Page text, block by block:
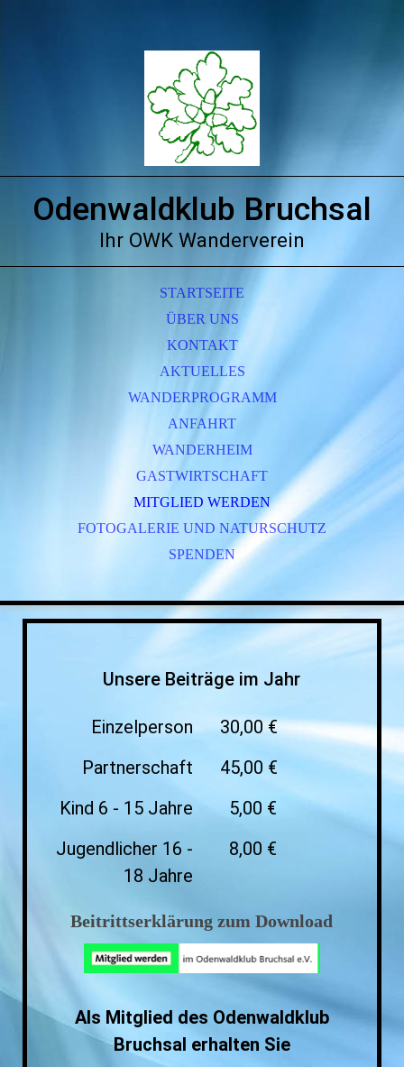
Odenwaldklub Bruchsal
Ihr OWK Wanderverein
STARTSEITE
ÜBER UNS
KONTAKT
AKTUELLES
WANDERPROGRAMM
ANFAHRT
WANDERHEIM
GASTWIRTSCHAFT
MITGLIED WERDEN
FOTOGALERIE UND NATURSCHUTZ
SPENDEN
Unsere Beiträge im Jahr
Einzelperson
30,00 €
Partnerschaft
45,00 €
Kind 6 - 15 Jahre
5,00 €
Jugendlicher 16 -
18 Jahre
8,00 €
Beitrittserklärung zum Download
Als Mitglied des Odenwaldklub
Bruchsal erhalten Sie